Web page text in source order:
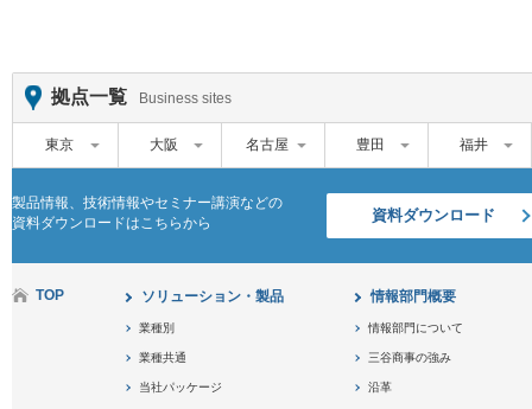
拠点一覧 Business sites
東京 大阪 名古屋 豊田 福井
製品情報、技術情報やセミナー講演などの
資料ダウンロードはこちらから
資料ダウンロード
TOP ソリューション・製品
業種別
業種共通
当社パッケージ
情報部門概要
情報部門について
三谷商事の強み
沿革